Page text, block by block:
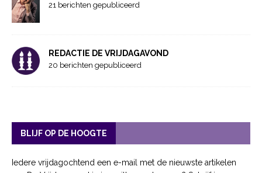
21 berichten gepubliceerd
REDACTIE DE VRIJDAGAVOND
20 berichten gepubliceerd
BLIJF OP DE HOOGTE
Iedere vrijdagochtend een e-mail met de nieuwste artikelen